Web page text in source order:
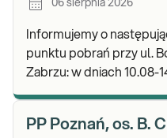
06 sierpnia 2026
Informujemy o
punktu pobrań przy ul.
Zabrzu: w dniach 10.08-14.08 - punkt będzie czynny w
PP Poznań, os. B.